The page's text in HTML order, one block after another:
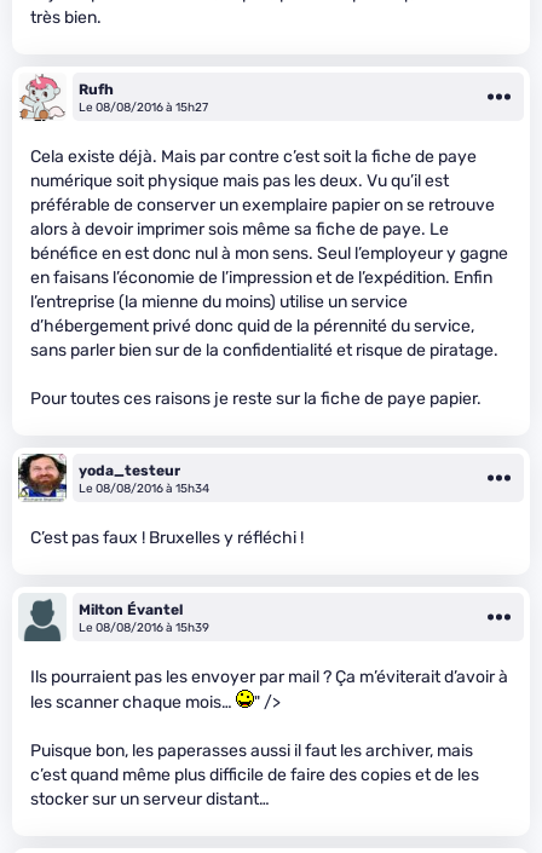
très bien.
Rufh
Le 08/08/2016 à 15h27
Cela existe déjà. Mais par contre c’est soit la fiche de paye
numérique soit physique mais pas les deux. Vu qu’il est
préférable de conserver un exemplaire papier on se retrouve
alors à devoir imprimer sois même sa fiche de paye. Le
bénéfice en est donc nul à mon sens. Seul l’employeur y gagne
en faisans l’économie de l’impression et de l’expédition. Enfin
l’entreprise (la mienne du moins) utilise un service
d’hébergement privé donc quid de la pérennité du service,
sans parler bien sur de la confidentialité et risque de piratage.
Pour toutes ces raisons je reste sur la fiche de paye papier.
yoda_testeur
Le 08/08/2016 à 15h34
C’est pas faux ! Bruxelles y réfléchi !
Milton Évantel
Le 08/08/2016 à 15h39
Ils pourraient pas les envoyer par mail ? Ça m’éviterait d’avoir à
les scanner chaque mois…
" />
Puisque bon, les paperasses aussi il faut les archiver, mais
c’est quand même plus difficile de faire des copies et de les
stocker sur un serveur distant…